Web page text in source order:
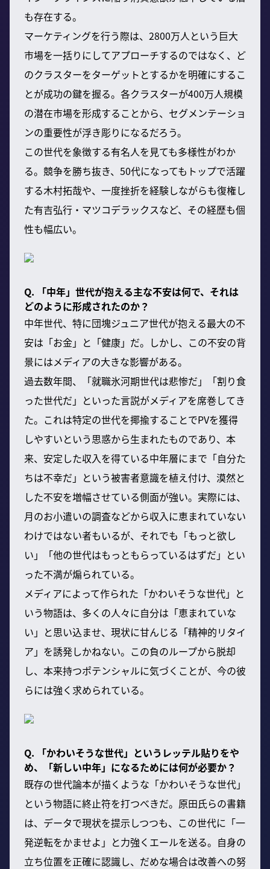
も存在する。
マーケティングを行う際は、2800万人という巨大
市場を一括りにしてアプローチするのではなく、ど
のクラスターをターゲットとするかを明確にするこ
とが成功の鍵を握る。各クラスターが400万人規模
の潜在市場を形成することから、セグメンテーショ
ンの重要性が浮き彫りになるだろう。
この世代を象徴する有名人を見ても多様性がわか
る。競争を勝ち抜き、50代になってもトップで活躍
する木村拓哉や、一度挫折を経験しながらも復権し
た有吉弘行・マツコデラックスなど、その経歴も個
性も幅広い。
Q. 「中年」世代が抱える主な不安は何で、それは
どのように形成されたのか？
中年世代、特に団塊ジュニア世代が抱える最大の不
安は「お金」と「健康」だ。しかし、この不安の背
景にはメディアの大きな影響がある。
過去数年間、「就職氷河期世代は悲惨だ」「割り食
った世代だ」といった言説がメディアを席巻してき
た。これは特定の世代を揶揄することでPVを獲得
しやすいという思惑から生まれたものであり、本
来、安定した収入を得ている中年層にまで「自分た
ちは不幸だ」という被害者意識を植え付け、漠然と
した不安を増幅させている側面が強い。実際には、
月のお小遣いの調査などから収入に恵まれていない
わけではない者もいるが、それでも「もっと欲し
い」「他の世代はもっともらっているはずだ」とい
った不満が煽られている。
メディアによって作られた「かわいそうな世代」と
いう物語は、多くの人々に自分は「恵まれていな
い」と思い込ませ、現状に甘んじる「精神的リタイ
ア」を誘発しかねない。この負のループから脱却
し、本来持つポテンシャルに気づくことが、今の彼
らには強く求められている。
Q. 「かわいそうな世代」というレッテル貼りをや
め、「新しい中年」になるためには何が必要か？
既存の世代論本が描くような「かわいそうな世代」
という物語に終止符を打つべきだ。原田氏らの書籍
は、データで現状を提示しつつも、この世代に「一
発逆転をかませよ」と力強くエールを送る。自身の
立ち位置を正確に認識し、だめな場合は改善への努